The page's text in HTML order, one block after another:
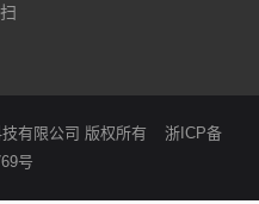
有限公司 版权所有
浙ICP备
号